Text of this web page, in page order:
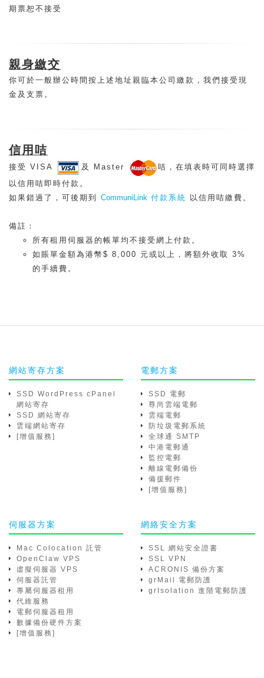
期票恕不接受
親身繳交
你可於一般辦公時間按上述地址親臨本公司繳款，我們接受現
金及支票。
信用咭
接受 VISA 及 Master
咭，在填表時可同時選擇
以信用咭即時付款。
如果錯過了，可後期到 CommuniLink 付款系統 以信用咭繳費。
備註：
所有租用伺服器的帳單均不接受網上付款。
如賬單金額為港幣$ 8,000 元或以上，將額外收取 3%
的手續費。
網站寄存方案
SSD WordPress cPanel
網站寄存
SSD 網站寄存
雲端網站寄存
[增值服務]
電郵方案
SSD 電郵
尊尚雲端電郵
雲端電郵
防垃圾電郵系統
全球通 SMTP
中港電郵通
監控電郵
離線電郵備份
備援郵件
[增值服務]
伺服器方案
Mac Colocation 託管
OpenClaw VPS
虛擬伺服器 VPS
伺服器託管
專屬伺服器租用
代維服務
電郵伺服器租用
數據備份硬件方案
[增值服務]
網絡安全方案
SSL 網站安全證書
SSL VPN
ACRONIS 備份方案
grMail 電郵防護
grIsolation 進階電郵防護